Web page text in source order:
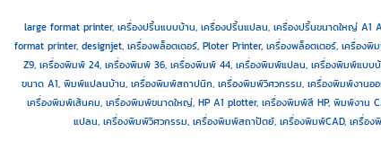
large format printer, เครื่องปริ้นแบบบ้าน, เครื่องปริ้นแปลน, เครื่องปริ้นขนาดใหญ่ A1
format printer, designjet, เครื่องพล็อตเตอร์, Ploter Printer, เครื่องพล็อตเตอร์, เครื่อง
Z9, เครื่องพิมพ์ 24, เครื่องพิมพ์ 36, เครื่องพิมพ์ 44, เครื่องพิมพ์แปลน, เครื่องพิมพ์แบ
ขนาด A1, พิมพ์แปลนบ้าน, เครื่องพิมพ์สถาปนิก, เครื่องพิมพ์วิศวกรรม, เครื่องพิมพ์งาน
เครื่องพิมพ์เส้นคม, เครื่องพิมพ์ขนาดใหญ่, HP A1 plotter, เครื่องพิมพ์สี HP, พิมพ์งาน
แปลน, เครื่องพิมพ์วิศวกรรม, เครื่องพิมพ์สถาปัตย์, เครื่องพิมพ์CAD, เค